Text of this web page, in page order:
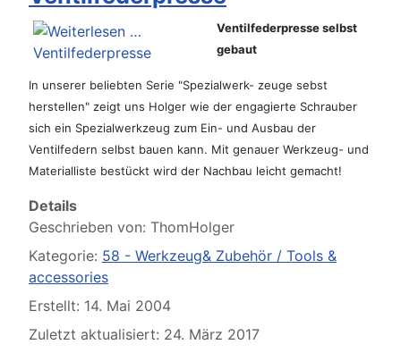
Ventilfederpresse selbst
gebaut
In unserer beliebten Serie "Spezialwerk- zeuge sebst
herstellen" zeigt uns Holger wie der engagierte Schrauber
sich ein Spezialwerkzeug zum Ein- und Ausbau der
Ventilfedern selbst bauen kann. Mit genauer Werkzeug- und
Materialliste bestückt wird der Nachbau leicht gemacht!
Details
Geschrieben von: ThomHolger
Kategorie: 58 - Werkzeug& Zubehör / Tools &
accessories
Erstellt: 14. Mai 2004
Zuletzt aktualisiert: 24. März 2017